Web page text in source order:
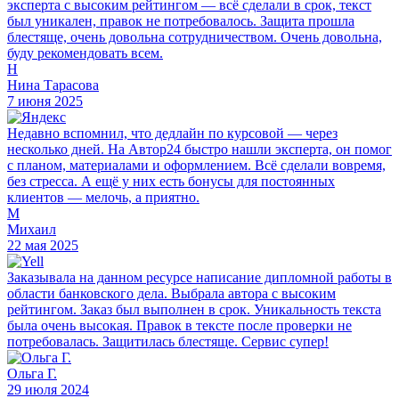
эксперта с высоким рейтингом — всё сделали в срок, текст
был уникален, правок не потребовалось. Защита прошла
блестяще, очень довольна сотрудничеством. Очень довольна,
буду рекомендовать всем.
Н
Нина Тарасова
7 июня 2025
Недавно вспомнил, что дедлайн по курсовой — через
несколько дней. На Автор24 быстро нашли эксперта, он помог
с планом, материалами и оформлением. Всё сделали вовремя,
без стресса. А ещё у них есть бонусы для постоянных
клиентов — мелочь, а приятно.
М
Михаил
22 мая 2025
Заказывала на данном ресурсе написание дипломной работы в
области банковского дела. Выбрала автора с высоким
рейтингом. Заказ был выполнен в срок. Уникальность текста
была очень высокая. Правок в тексте после проверки не
потребовалась. Защитилась блестяще. Сервис супер!
Ольга Г.
29 июля 2024